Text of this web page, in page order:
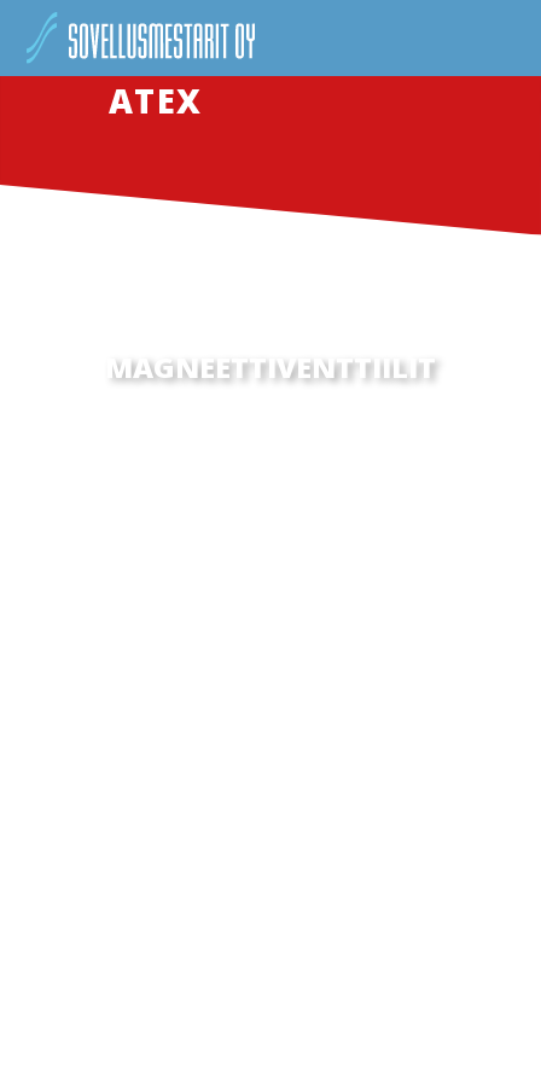
ATEX
MAGNEETTIVENTTIILIT